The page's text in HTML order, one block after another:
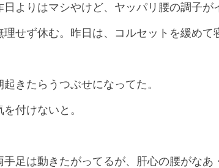
日よりはマシやけど、ヤッパリ腰の調子が
理せず休む。昨日は、コルセットを緩めて
起きたらうつぶせになってた。
を付けないと。
手足は動きたがってるが、肝心の腰がなあ